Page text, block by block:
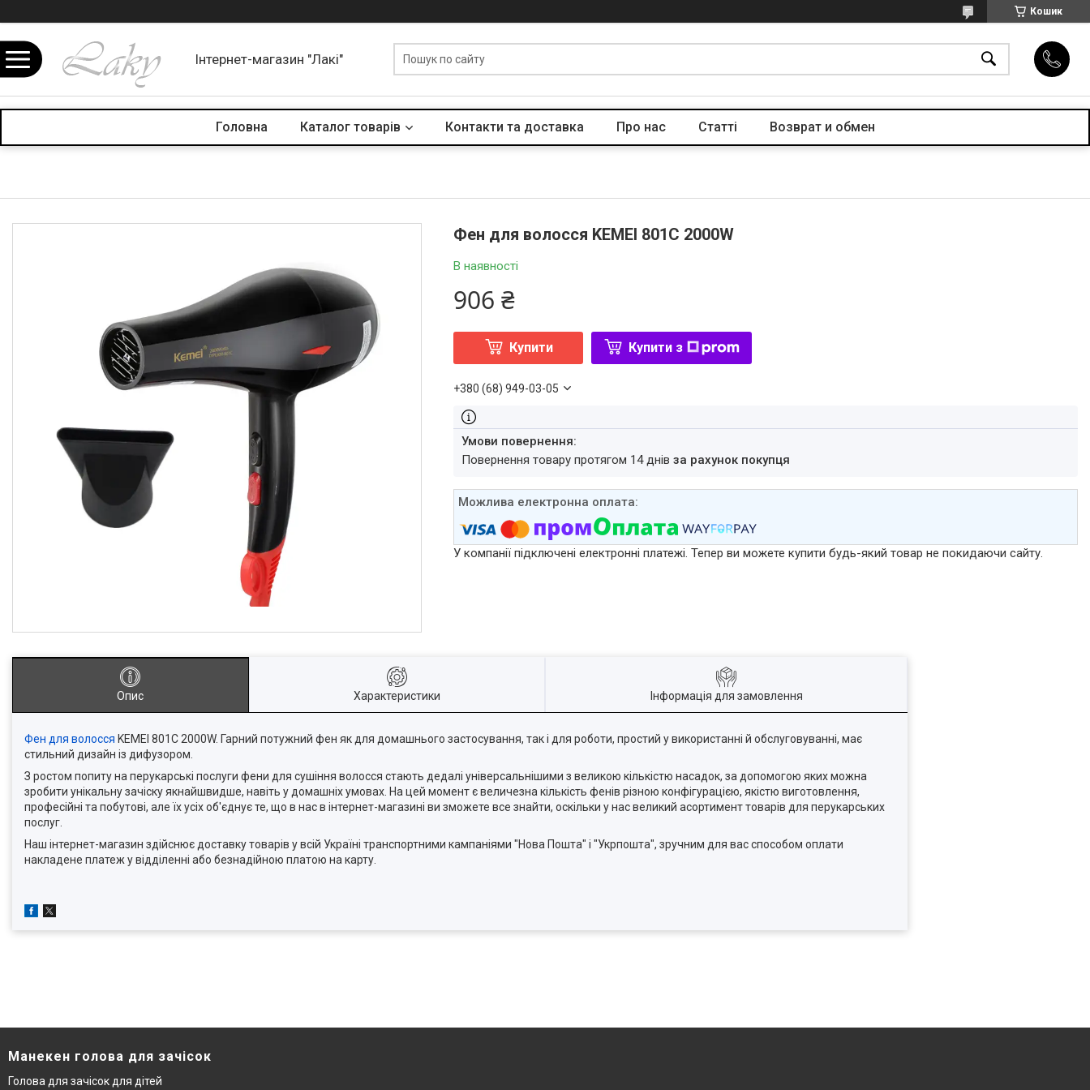
Кошик
Інтернет-магазин "Лакі"
Головна Каталог товарів Контакти та доставка Про нас Статті Возврат и обмен
Фен для волосся KEMEI 801C 2000W
В наявності
906 ₴
Купити Купити з
+380 (68) 949-03-05
повернення товару протягом 14 днівза рахунок покупця
У компанії підключені електронні платежі. Тепер ви можете купити будь-який товар не покидаючи сайту.
Опис Характеристики Інформація для замовлення
Фен для волосся KEMEI 801C 2000W. Гарний потужний фен як для домашнього застосування, так і для роботи, простий у використанні й обслуговуванні, має
стильний дизайн із дифузором.
З ростом попиту на перукарські послуги фени для сушіння волосся стають дедалі універсальнішими з великою кількістю насадок, за допомогою яких можна
зробити унікальну зачіску якнайшвидше, навіть у домашніх умовах. На цей момент є величезна кількість фенів різною конфігурацією, якістю виготовлення,
професійні та побутові, але їх усіх об'єднує те, що в нас в інтернет-магазині ви зможете все знайти, оскільки у нас великий асортимент товарів для перукарських
послуг.
Наш інтернет-магазин здійснює доставку товарів у всій Україні транспортними кампаніями "Нова Пошта" і "Укрпошта", зручним для вас способом оплати
накладене платеж у відділенні або безнадійною платою на карту.
Манекен голова для зачісок
Голова для зачісок для дітей